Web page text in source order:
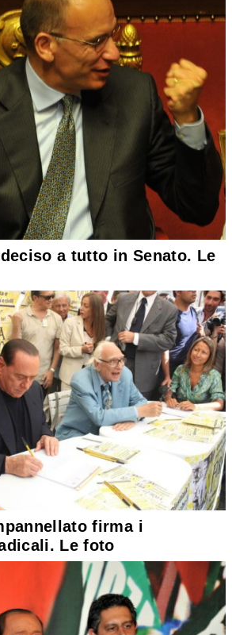
a tutto in Senato. Le
firma i
Le foto